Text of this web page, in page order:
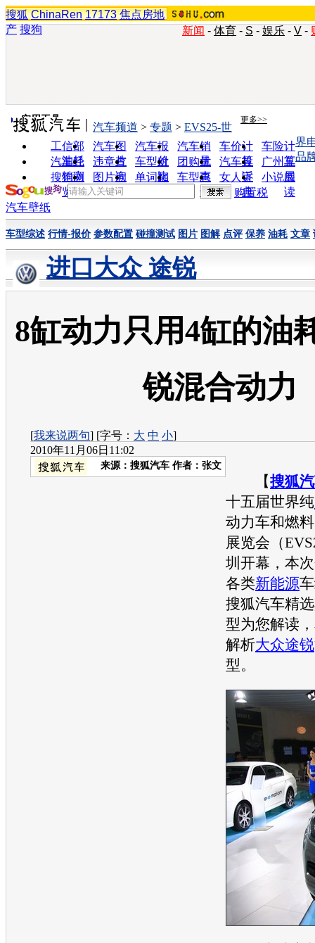
搜狐 ChinaRen 17173 焦点房地
产 搜狗 新闻 - 体育 - S - 娱乐 - V -
实用工具 更多>>
工信部
油耗
汽车图
片
汽车报
价
汽车销
量
车价计
算
车险计
算
汽车经
销商
违章查
询
车型对
比
团购优
惠
汽车投
诉
广州车
展
搜狗浏
览器
图片欣
赏
单词翻
车型查
询
女人宝
典
小说阅
读
汽车频道 > 专题 > EVS25-世
界
品
购置税
汽车壁纸
车型综述 行情-报价 参数配置 碰撞测试 图片 图解 点评 保养 油耗 文章
进口大众 途锐
8缸动力只用4缸的油
锐混合动力
[我来说两句] [字号： 大 中 小]
2010年11月06日11:02
来源： 搜狐汽车 作者：张文
【搜狐
十五届世界纯
动力车和燃
展览会（
圳开幕，本
各类新能源
搜狐汽车精
型为您解读
解析大众途锐
型。